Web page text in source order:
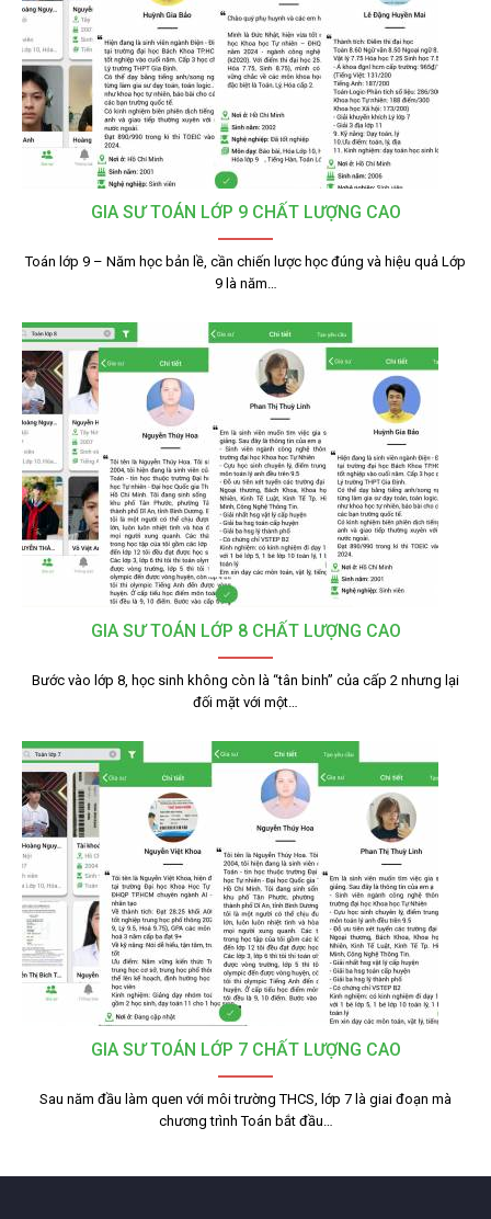
GIA SƯ TOÁN LỚP 9 CHẤT LƯỢNG CAO
Toán lớp 9 – Năm học bản lề, cần chiến lược học đúng và hiệu quả Lớp
9 là năm…
GIA SƯ TOÁN LỚP 8 CHẤT LƯỢNG CAO
Bước vào lớp 8, học sinh không còn là “tân binh” của cấp 2 nhưng lại
đối mặt với một…
GIA SƯ TOÁN LỚP 7 CHẤT LƯỢNG CAO
Sau năm đầu làm quen với môi trường THCS, lớp 7 là giai đoạn mà
chương trình Toán bắt đầu…